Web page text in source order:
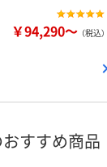
￥94,290～ （税込）
すすめ商品